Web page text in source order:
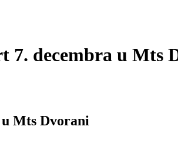
7. decembra u Mts
Mts Dvorani